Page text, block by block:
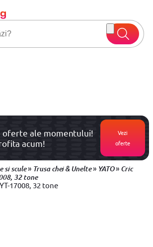
oferte ale momentului!
acum!
Vezi
oferte
si scule» Trusa chei & Unelte» YATO» Cric
32 tone
17008, 32 tone